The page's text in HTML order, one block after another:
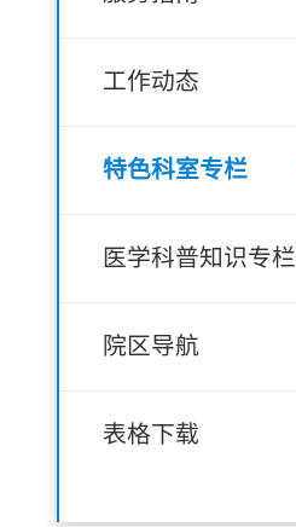
工作动态
特色科室专栏
医学科普知识专栏
院区导航
表格下载